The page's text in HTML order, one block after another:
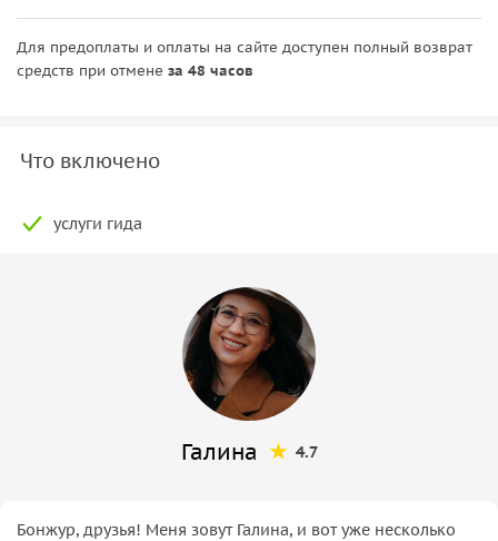
Для предоплаты и оплаты на сайте доступен полный возврат
средств при отмене за 48 часов
Что включено
услуги гида
Галина 4.7
Бонжур, друзья! Меня зовут Галина, и вот уже несколько